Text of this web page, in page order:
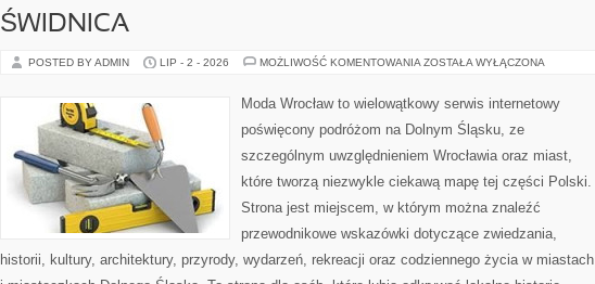
ŚWIDNICA
POSTED BY ADMIN LIP - 2 - 2026 MOŻLIWOŚĆ KOMENTOWANIA ŚWIDNICA
ZOSTAŁA WYŁĄCZONA
Moda Wrocław to wielowątkowy serwis internetowy
poświęcony podróżom na Dolnym Śląsku, ze
szczególnym uwzględnieniem Wrocławia oraz miast,
które tworzą niezwykle ciekawą mapę tej części Polski.
Strona jest miejscem, w którym można znaleźć
przewodnikowe wskazówki dotyczące zwiedzania,
historii, kultury, architektury, przyrody, wydarzeń, rekreacji oraz codziennego życia w miastach